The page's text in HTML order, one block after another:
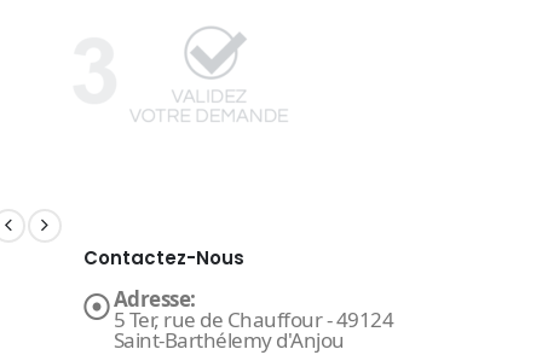
Contactez-Nous
Adresse:
5 Ter, rue de Chauffour - 49124
Saint-Barthélemy d'Anjou